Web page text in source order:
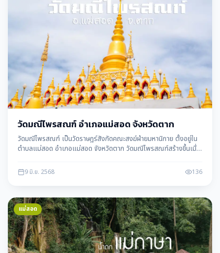
วัดมณีไพรสณฑ์ อำเภอแม่สอด จังหวัดตาก
วัดมณีไพรสณฑ์ เป็นวัดราษฎร์สังกัดคณะสงฆ์ฝ่ายมหานิกาย ตั้งอยู่ใน
ตำบลแม่สอด อำเภอแม่สอด จังหวัดตาก วัดมณีไพรสณฑ์สร้างขึ้นเมื่อ
9 มิ.ย. 2568 136
แม่สอด